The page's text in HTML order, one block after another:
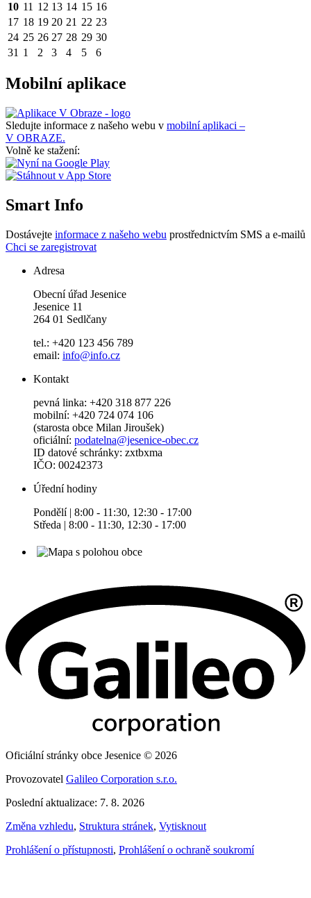
10 11 12 13 14 15 16
17 18 19 20 21 22 23
24 25 26 27 28 29 30
31 1 2 3 4 5 6
Mobilní aplikace
Sledujte informace z našeho webu v mobilní aplikaci –
V OBRAZE.
Volně ke stažení:
Smart Info
Dostávejte informace z našeho webu prostřednictvím SMS a e-mailů
Chci se zaregistrovat
Adresa
Obecní úřad Jesenice
Jesenice 11
264 01 Sedlčany
tel.: +420 123 456 789
email: info@info.cz
Kontakt
pevná linka: +420 318 877 226
mobilní: +420 724 074 106
(starosta obce Milan Jiroušek)
oficiální: podatelna@jesenice-obec.cz
ID datové schránky: zxtbxma
IČO: 00242373
Úřední hodiny
Pondělí | 8:00 - 11:30, 12:30 - 17:00
Středa | 8:00 - 11:30, 12:30 - 17:00
Oficiální stránky obce Jesenice © 2026
Provozovatel Galileo Corporation s.r.o.
Poslední aktualizace: 7. 8. 2026
Změna vzhledu, Struktura stránek, Vytisknout
Prohlášení o přístupnosti, Prohlášení o ochraně soukromí